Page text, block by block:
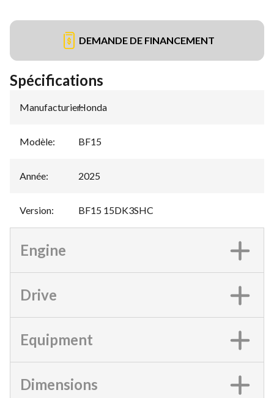
DEMANDE DE FINANCEMENT
Spécifications
Manufacturier:
Honda
Modèle: BF15
Année: 2025
Version: BF15 15DK3SHC
Engine
Drive
Equipment
Dimensions